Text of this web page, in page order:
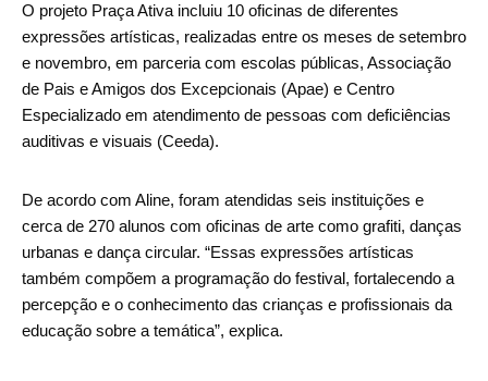
O projeto Praça Ativa incluiu 10 oficinas de diferentes
expressões artísticas, realizadas entre os meses de setembro
e novembro, em parceria com escolas públicas, Associação
de Pais e Amigos dos Excepcionais (Apae) e Centro
Especializado em atendimento de pessoas com deficiências
auditivas e visuais (Ceeda).
De acordo com Aline, foram atendidas seis instituições e
cerca de 270 alunos com oficinas de arte como grafiti, danças
urbanas e dança circular. “Essas expressões artísticas
também compõem a programação do festival, fortalecendo a
percepção e o conhecimento das crianças e profissionais da
educação sobre a temática”, explica.